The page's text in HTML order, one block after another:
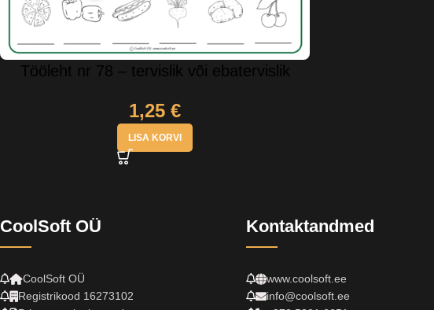
Tööleht nr 78 – tervislik või ebatervislik
1,25 €
LISA KORVI
CoolSoft OÜ
CoolSoft OÜ
Registrikood 16273102
Kontaktandmed
www.coolsoft.ee
info@coolsoft.ee